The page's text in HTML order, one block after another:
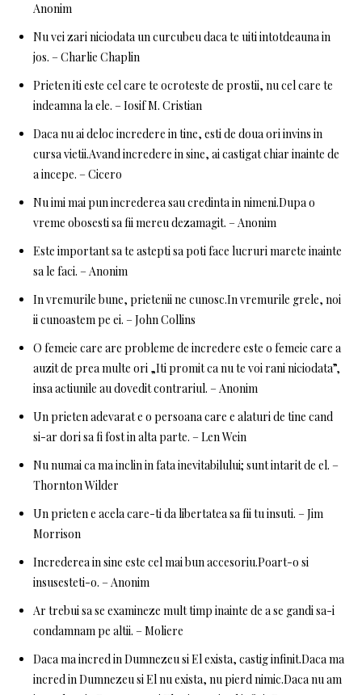
Anonim
Nu vei zari niciodata un curcubeu daca te uiti intotdeauna in
jos. – Charlie Chaplin
Prieten iti este cel care te ocroteste de prostii, nu cel care te
indeamna la ele. – Iosif M. Cristian
Daca nu ai deloc incredere in tine, esti de doua ori invins in
cursa vietii.Avand incredere in sine, ai castigat chiar inainte de
a incepe. – Cicero
Nu imi mai pun increderea sau credinta in nimeni.Dupa o
vreme obosesti sa fii mereu dezamagit. – Anonim
Este important sa te astepti sa poti face lucruri marete inainte
sa le faci. – Anonim
In vremurile bune, prietenii ne cunosc.In vremurile grele, noi
ii cunoastem pe ei. – John Collins
O femeie care are probleme de incredere este o femeie care a
auzit de prea multe ori „Iti promit ca nu te voi rani niciodata”,
insa actiunile au dovedit contrariul. – Anonim
Un prieten adevarat e o persoana care e alaturi de tine cand
si-ar dori sa fi fost in alta parte. – Len Wein
Nu numai ca ma inclin in fata inevitabilului; sunt intarit de el. –
Thornton Wilder
Un prieten e acela care-ti da libertatea sa fii tu insuti. – Jim
Morrison
Increderea in sine este cel mai bun accesoriu.Poart-o si
insusesteti-o. – Anonim
Ar trebui sa se examineze mult timp inainte de a se gandi sa-i
condamnam pe altii. – Moliere
Daca ma incred in Dumnezeu si El exista, castig infinit.Daca ma
incred in Dumnezeu si El nu exista, nu pierd nimic.Daca nu am